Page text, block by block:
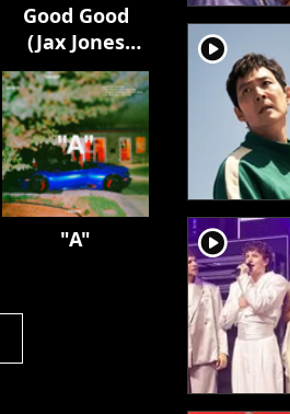
Good Good
(Jax Jones
Midnight
Snacks Remix)
"A"
player2
player2